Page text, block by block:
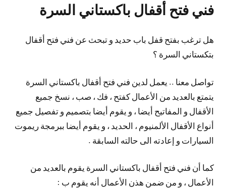
فني فتح أقفال باكستاني السرة
هل ترغب بفتح قفل باب حديد و تبحث عن فني فتح أقفال
بتكستاني السرة ؟
تواصل معنا .. يعمل لدين فني فتح أقفال باكستاني السرة
يتمتع بالعديد من الأعمال كفتح ، فك ، صب ، نسخ جميع
الأقفال و المفاتيح أيضا ، و يقوم أيضا بتصميم و تفصيل جميع
أنواع الأقفال الألمنيوم ، الحديد ، و يقوم أيضا ببرمجة ريموت
السيارات و إعادته الى حالته السابقة .
كما أن فني فتح أقفال باكستاني السرة يقوم بالعديد من
الأعمال ، و من ضمن هذن الأعمال أنه يقوم ب :